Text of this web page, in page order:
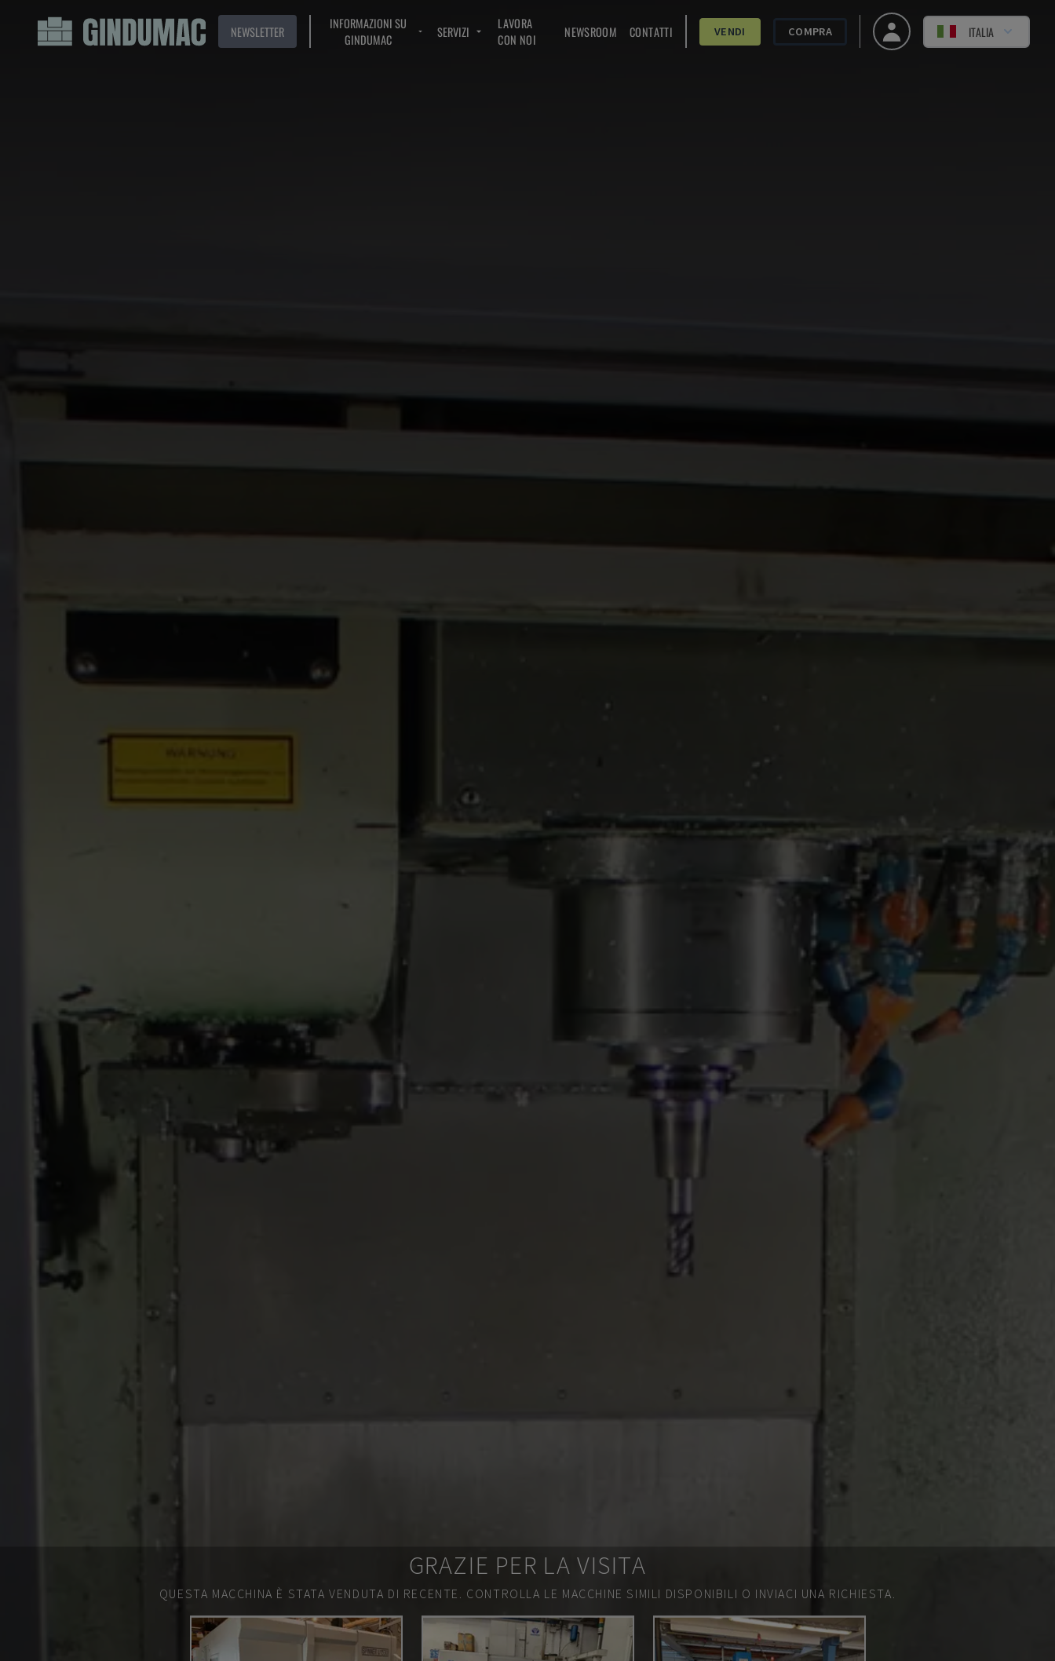
NEWSLETTER
INFORMAZIONI SU
GINDUMAC
SERVIZI
LAVORA
CON NOI
NEWSROOM CONTATTI VENDI COMPRA ITALIA
GRAZIE PER LA VISITA
QUESTA MACCHINA È STATA VENDUTA DI RECENTE. CONTROLLA LE MACCHINE SIMILI DISPONIBILI O INVIACI UNA RICHIESTA.